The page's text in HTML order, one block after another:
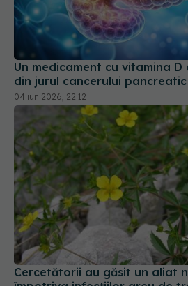
Un medicament cu vitamina
din jurul cancerului pancreatic
04 iun 2026, 22:12
Cercetătorii au găsit un aliat